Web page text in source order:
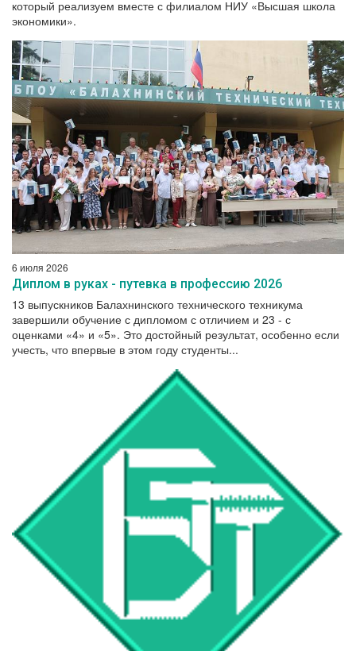
который реализуем вместе с филиалом НИУ «Высшая школа
экономики».
6 июля 2026
Диплом в руках - путевка в профессию 2026
13 выпускников Балахнинского технического техникума
завершили обучение с дипломом с отличием и 23 - с
оценками «4» и «5». Это достойный результат, особенно если
учесть, что впервые в этом году студенты...